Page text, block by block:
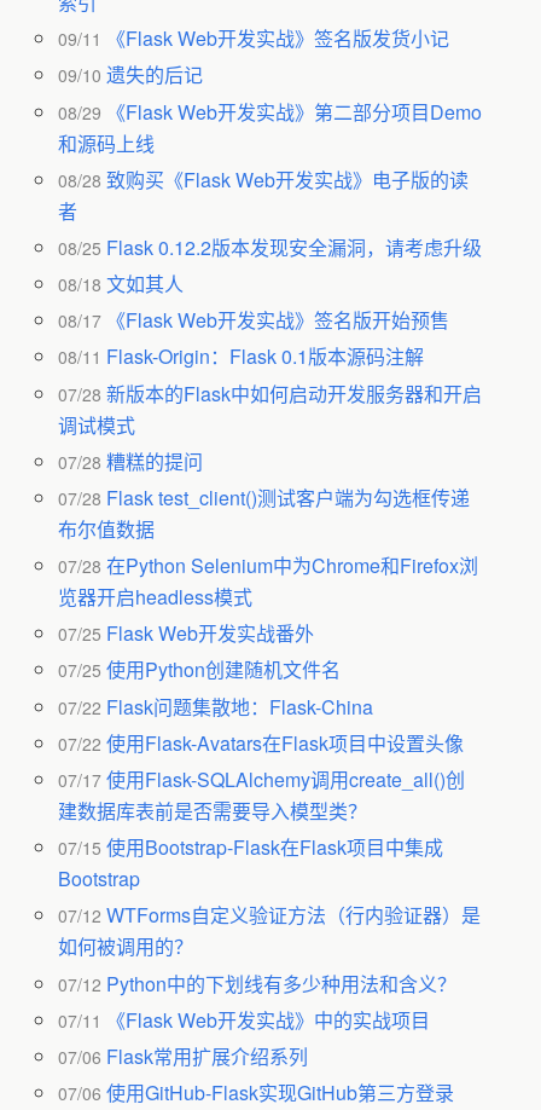
09/11 《Flask Web开发实战》签名版发货小记
09/10遗失的后记
08/29
《Flask Web开发实战》第二部分项目Demo
和源码上线
08/28致购买《Flask Web开发实战》电子版的读
者
08/25 Flask 0.12.2版本发现安全漏洞，请考虑升级
08/18文如其人
08/17 《Flask Web开发实战》签名版开始预售
08/11 Flask-Origin：Flask 0.1版本源码注解
07/28新版本的Flask中如何启动开发服务器和开启
调试模式
07/28糟糕的提问
07/28 Flask test_client()测试客户端为勾选框传递
布尔值数据
07/28在Python Selenium中为Chrome和Firefox浏
览器开启headless模式
07/25 Flask Web开发实战番外
07/25使用Python创建随机文件名
07/22 Flask问题集散地：Flask-China
07/22使用Flask-Avatars在Flask项目中设置头像
07/17使用Flask-SQLAlchemy调用create_all()创
建数据库表前是否需要导入模型类？
07/15使用Bootstrap-Flask在Flask项目中集成
Bootstrap
07/12WTForms自定义验证方法（行内验证器）是
如何被调用的？
07/12 Python中的下划线有多少种用法和含义？
07/11 《Flask Web开发实战》中的实战项目
07/06 Flask常用扩展介绍系列
07/06使用GitHub-Flask实现GitHub第三方登录